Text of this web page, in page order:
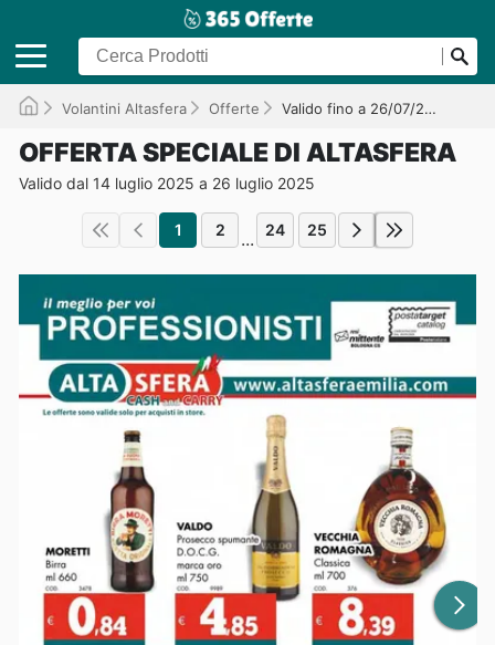
Volantini Altasfera Offerte Valido fino a 26/07/2025
OFFERTA SPECIALE DI ALTASFERA
Valido dal 14 luglio 2025 a 26 luglio 2025
1 2 ... 24 25